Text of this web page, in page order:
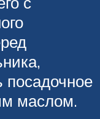
посадочное
маслом.